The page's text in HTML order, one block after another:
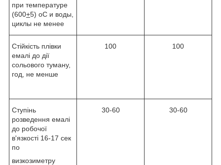
при температуре
(600+5) оС и воды,
циклы не менее
Стійкість плівки
емалі до дії
сольового туману,
год, не менше
100 100
Ступінь
розведення емалі
до робочої
в'язкості 16-17 сек
по
визкозиметру
30-60 30-60